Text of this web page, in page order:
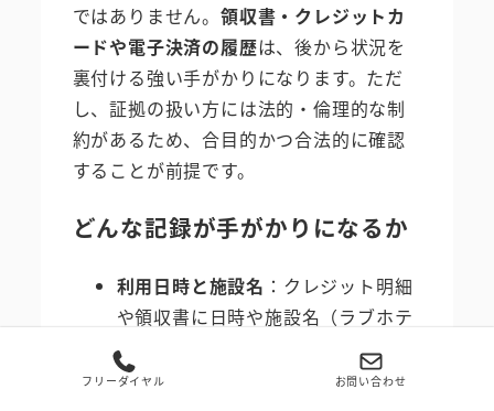
ではありません。 領収書・クレジットカ
ードや電子決済の履歴は、後から状況を
裏付ける強い手がかりになります。ただ
し、証拠の扱い方には法的・倫理的な制
約があるため、合目的かつ合法的に確認
することが前提です。
どんな記録が手がかりになるか
利用日時と施設名 ：クレジット明細
や領収書に日時や施設名（ラブホテ
ル名や系列名）が記載されていれば
強力な手がかりになります。
フリーダイヤル お問い合わせ